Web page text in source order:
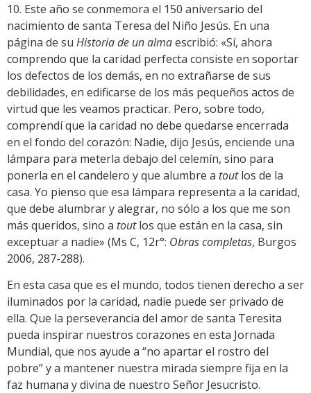
10. Este año se conmemora el 150 aniversario del
nacimiento de santa Teresa del Niño Jesús. En una
página de su Historia de un almaescribió: «Sí, ahora
comprendo que la caridad perfecta consiste en soportar
los defectos de los demás, en no extrañarse de sus
debilidades, en edificarse de los más pequeños actos de
virtud que les veamos practicar. Pero, sobre todo,
comprendí que la caridad no debe quedarse encerrada
en el fondo del corazón: Nadie, dijo Jesús, enciende una
lámpara para meterla debajo del celemín, sino para
ponerla en el candelero y que alumbre a tout los de la
casa. Yo pienso que esa lámpara representa a la caridad,
que debe alumbrar y alegrar, no sólo a los que me son
más queridos, sino a tout los que están en la casa, sin
exceptuar a nadie» (Ms C, 12r°: Obras completas, Burgos
2006, 287-288).
En esta casa que es el mundo, todos tienen derecho a ser
iluminados por la caridad, nadie puede ser privado de
ella. Que la perseverancia del amor de santa Teresita
pueda inspirar nuestros corazones en esta Jornada
Mundial, que nos ayude a “no apartar el rostro del
pobre” y a mantener nuestra mirada siempre fija en la
faz humana y divina de nuestro Señor Jesucristo.